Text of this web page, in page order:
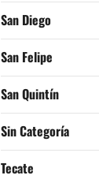
San Diego
San Felipe
San Quintín
Sin Categoría
Tecate